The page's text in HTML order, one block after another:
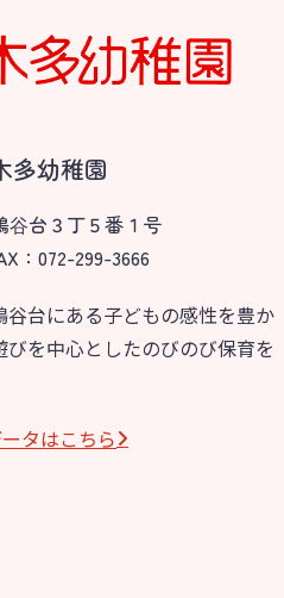
多幼稚園
⾕台３丁５番１号
：072-299-3666
台にある子どもの感性を豊か
を中心としたのびのび保育を
タはこちら